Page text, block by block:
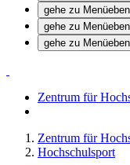
gehe zu
gehe zu
gehe zu
Zentrum für
Zentrum für
Hochschulsport